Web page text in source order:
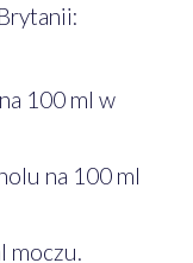
100 ml w
na 100 ml
moczu.